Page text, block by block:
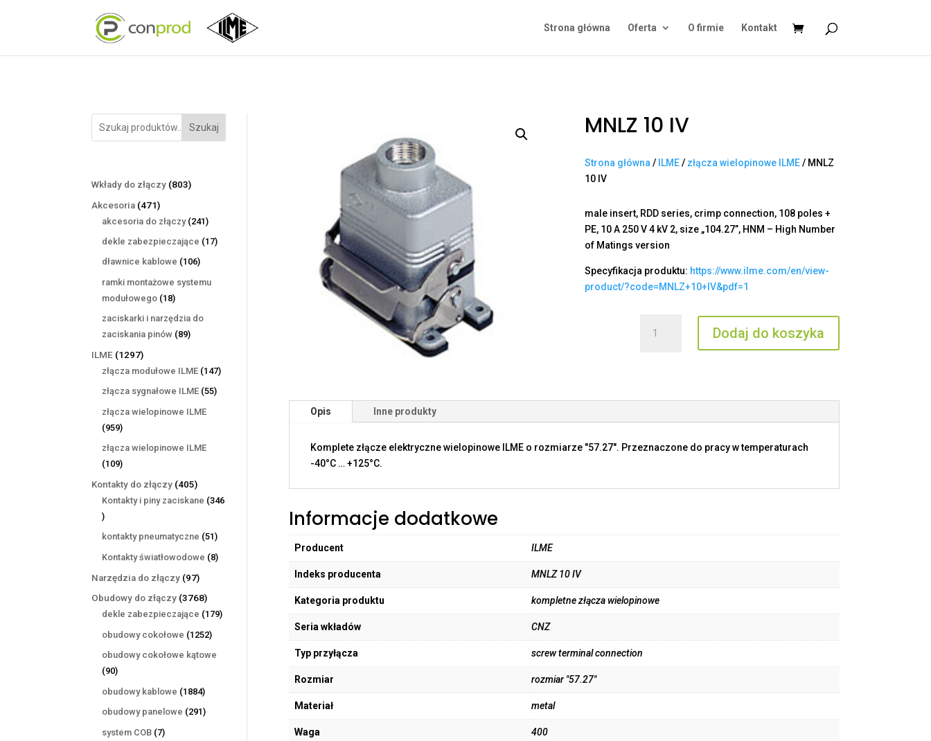
Strona główna Oferta O firmie Kontakt
Szukaj
Wkłady do złączy 803803
Akcesoria 471471
produktów
akcesoria do złączy 241241
produktów
dekle zabezpieczające 1717
dławnice kablowe 106106
ramki montażowe systemu
modułowego 1818
produktów
zaciskarki i narzędzia do
zaciskania pinów 8989
ILME 12971297
produktów
złącza modułowe ILME 147147
złącza sygnałowe ILME 5555
złącza wielopinowe ILME
959959
produktów
złącza wielopinowe ILME
109109
produktów
Kontakty do złączy 405405
produktów
Kontakty i piny zaciskane 346
346
produktów
kontakty pneumatyczne 5151
produktów
Kontakty światłowodowe 88
Narzędzia do złączy 9797
produktów
Obudowy do złączy 37683768
produktów
dekle zabezpieczające 179179
obudowy cokołowe 12521252
obudowy cokołowe kątowe
9090
produktów
obudowy kablowe 18841884
produkty
obudowy panelowe 291291
system COB 77
MNLZ 10 IV
Strona główna / ILME/ złącza wielopinowe ILME/ MNLZ
10 IV
male insert, RDD series, crimp connection, 108 poles +
PE, 10 A 250 V 4 kV 2, size „104.27”, HNM – High Number
of Matings version
Specyfikacja produktu: https://www.ilme.com/en/view-
product/?code=MNLZ+10+IV&pdf=1
MNLZ
Dodaj do koszyka
Opis Inne produkty
Komplete złącze elektryczne wielopinowe ILME o rozmiarze "57.27". Przeznaczone do pracy w temperaturach
-40°C … +125°C.
Informacje dodatkowe
Producent ILME
Indeks producenta MNLZ 10 IV
Kategoria produktu kompletne złącza wielopinowe
Seria wkładów CNZ
Typ przyłącza screw terminal connection
Rozmiar rozmiar "57.27"
Materiał metal
Waga 400